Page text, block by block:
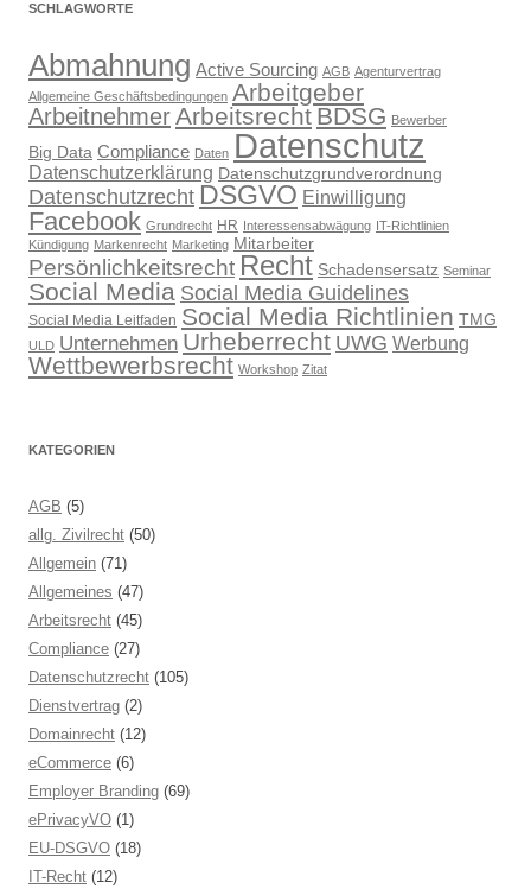
SCHLAGWORTE
Abmahnung Active Sourcing AGB Agenturvertrag
Allgemeine Geschäftsbedingungen Arbeitgeber
ArbeitnehmerArbeitsrecht BDSG Bewerber
Big Data Compliance Daten Datenschutz
Datenschutzerklärung Datenschutzgrundverordnung
Datenschutzrecht DSGVO Einwilligung
Facebook Grundrecht HR Interessensabwägung IT-Richtlinien
Kündigung Markenrecht Marketing Mitarbeiter
Persönlichkeitsrecht Recht Schadensersatz Seminar
Social Media Social Media Guidelines
Social Media Leitfaden Social Media Richtlinien TMG
ULD Unternehmen Urheberrecht UWG Werbung
Wettbewerbsrecht Workshop Zitat
KATEGORIEN
AGB (5)
allg. Zivilrecht (50)
Allgemein (71)
Allgemeines (47)
Arbeitsrecht (45)
Compliance (27)
Datenschutzrecht (105)
Dienstvertrag (2)
Domainrecht (12)
eCommerce (6)
Employer Branding (69)
ePrivacyVO (1)
EU-DSGVO (18)
IT-Recht (12)